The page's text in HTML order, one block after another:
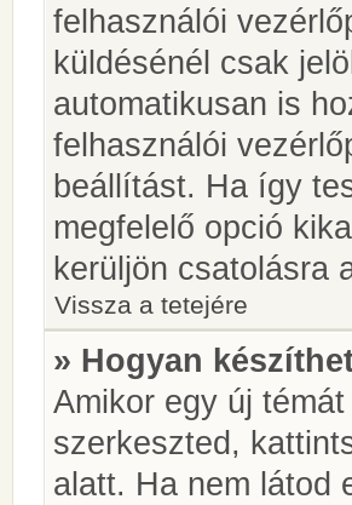
felhasználói
küldésénél csak
automatikusan is
felhasználói
beállítást. Ha így
megfelelő opció
kerüljön csatolásra
Vissza a tetejére
» Hogyan
Amikor egy új
szerkeszted,
alatt. Ha nem látod